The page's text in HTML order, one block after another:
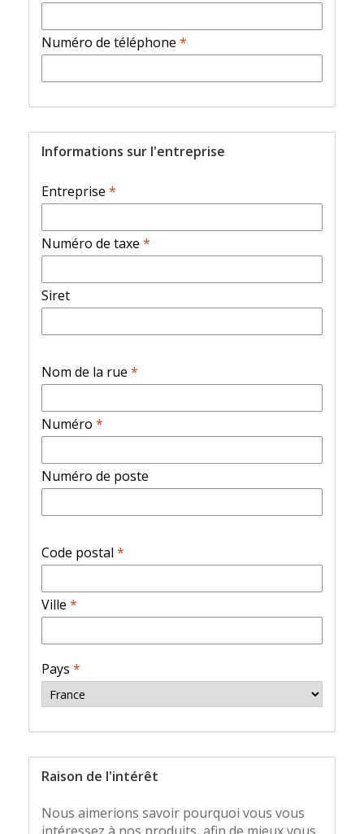
Numéro de téléphone *
Informations sur l'entreprise
Entreprise *
Numéro de taxe *
Siret
Nom de la rue *
Numéro *
Numéro de poste
Code postal *
Ville *
Pays *
Raison de l'intérêt
Nous aimerions savoir pourquoi vous vous